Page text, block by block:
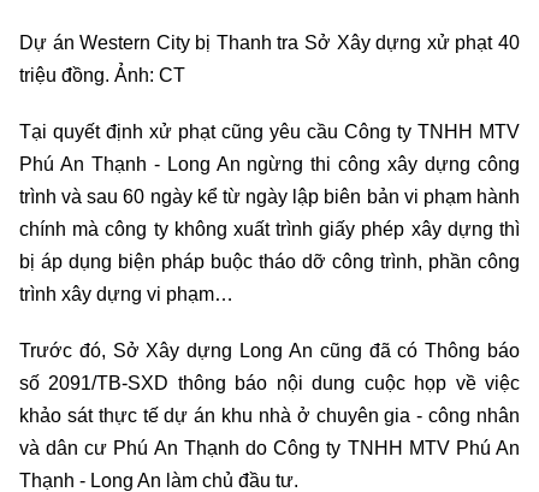
Dự án Western City bị Thanh tra Sở Xây dựng xử phạt 40
triệu đồng. Ảnh: CT
Tại quyết định xử phạt cũng yêu cầu Công ty TNHH MTV
Phú An Thạnh - Long An ngừng thi công xây dựng công
trình và sau 60 ngày kể từ ngày lập biên bản vi phạm hành
chính mà công ty không xuất trình giấy phép xây dựng thì
bị áp dụng biện pháp buộc tháo dỡ công trình, phần công
trình xây dựng vi phạm…
Trước đó, Sở Xây dựng Long An cũng đã có Thông báo
số 2091/TB-SXD thông báo nội dung cuộc họp về việc
khảo sát thực tế dự án khu nhà ở chuyên gia - công nhân
và dân cư Phú An Thạnh do Công ty TNHH MTV Phú An
Thạnh - Long An làm chủ đầu tư.